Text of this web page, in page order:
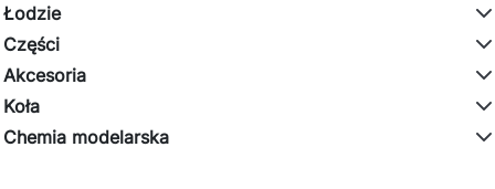
Łodzie
Części
Akcesoria
Koła
Chemia modelarska